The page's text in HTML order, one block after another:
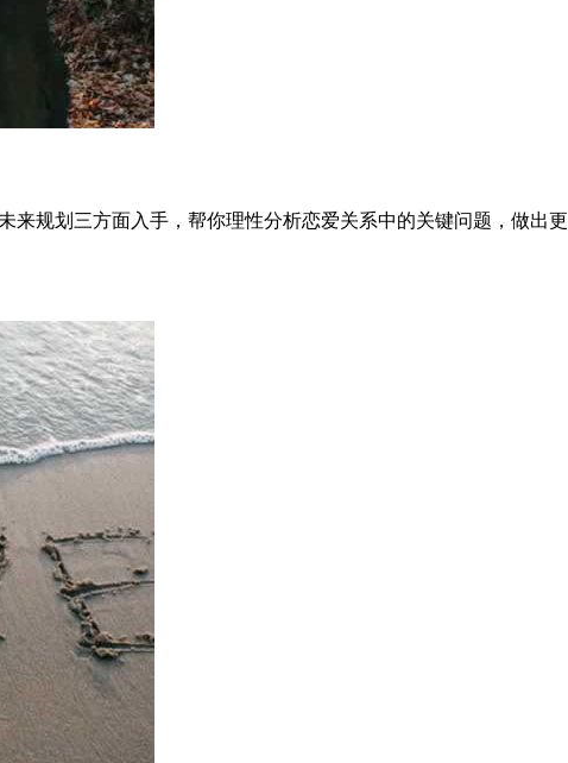
规划三方面入手，帮你理性分析恋爱关系中的关键问题，做出更